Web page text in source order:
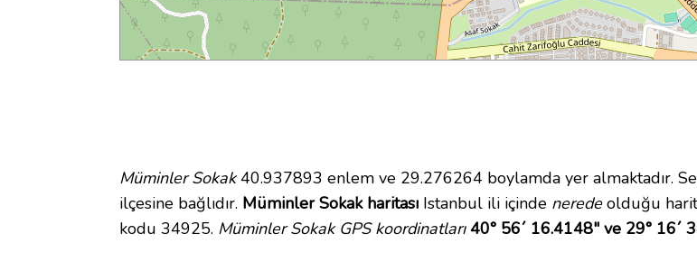
Müminler Sokak40.937893 enlem ve 29.276264 boylamda yer almaktadır.
ilçesine bağlıdır. Müminler Sokak haritası Istanbul ili içinde neredeolduğu
kodu 34925. Müminler Sokak GPS koordinatları 40° 56´ 16.4148" ve 29° 16´